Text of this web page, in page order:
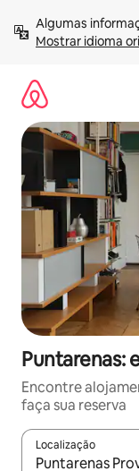
para
Mostrar idioma
Puntarenas:
Encontre
faça sua reserva
Localização
Quando os